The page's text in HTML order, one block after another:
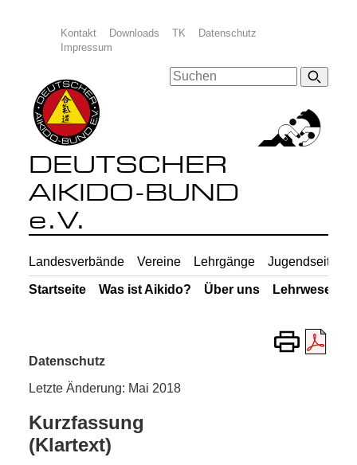
Kontakt Downloads TK
Datenschutz
Impressum
DEUTSCHER
AIKIDO-BUND
e.V.
Landesverbände Vereine Lehrgänge Jugendseiten
Startseite Was ist Aikido? Über uns Lehrwesen
Datenschutz
Letzte Änderung: Mai 2018
Kurzfassung
(Klartext)